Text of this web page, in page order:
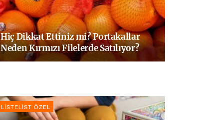
Hiç Dikkat Ettiniz mi? Portakallar
Neden Kırmızı Filelerde Satılıyor?
LISTELIST ÖZEL